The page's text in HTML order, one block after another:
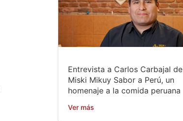
Entrevista a Carlos Carbajal de
Miski Mikuy Sabor a Perú, un
homenaje a la comida peruana
Ver más